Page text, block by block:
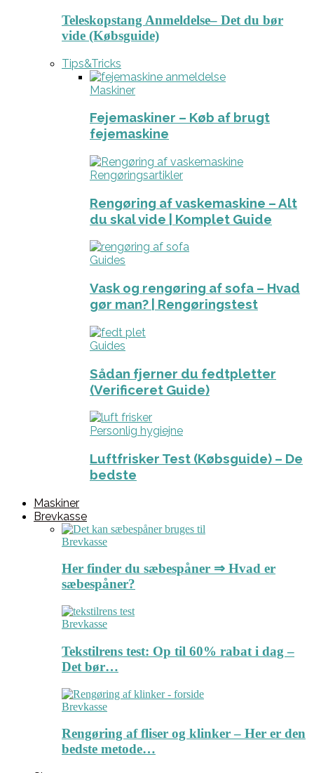
Teleskopstang Anmeldelse– Det du bør
vide (Købsguide)
Tips&Tricks
Maskiner
Fejemaskiner – Køb af brugt
fejemaskine
Rengøringsartikler
Rengøring af vaskemaskine – Alt
du skal vide | Komplet Guide
Guides
Vask og rengøring af sofa – Hvad
gør man? | Rengøringstest
Guides
Sådan fjerner du fedtpletter
(Verificeret Guide)
Personlig hygiejne
Luftfrisker Test (Købsguide) – De
bedste
Maskiner
Brevkasse
Brevkasse
Her finder du sæbespåner ⇒ Hvad er
sæbespåner?
Brevkasse
Tekstilrens test: Op til 60% rabat i dag –
Det bør…
Brevkasse
Rengøring af fliser og klinker – Her er den
bedste metode…